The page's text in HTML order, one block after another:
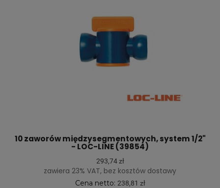
10 zaworów międzysegmentowych, system 1/2"
- LOC-LINE (39854)
293,74 zł
zawiera 23% VAT, bez kosztów dostawy
Cena netto: 238,81 zł